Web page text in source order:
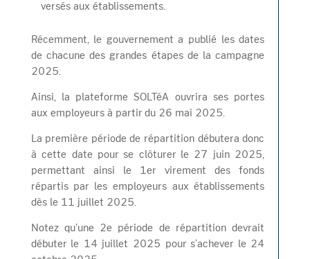
versés aux établissements.
Récemment, le gouvernement a publié les dates
de chacune des grandes étapes de la campagne
2025.
Ainsi, la plateforme SOLTéA ouvrira ses portes
aux employeurs à partir du 26 mai 2025.
La première période de répartition débutera donc
à cette date pour se clôturer le 27 juin 2025,
permettant ainsi le 1er virement des fonds
répartis par les employeurs aux établissements
dès le 11 juillet 2025.
Notez qu’une 2e période de répartition devrait
débuter le 14 juillet 2025 pour s’achever le 24